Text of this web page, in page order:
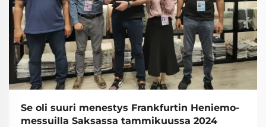
Se oli suuri menestys Frankfurtin Heniemo-
messuilla Saksassa tammikuussa 2024